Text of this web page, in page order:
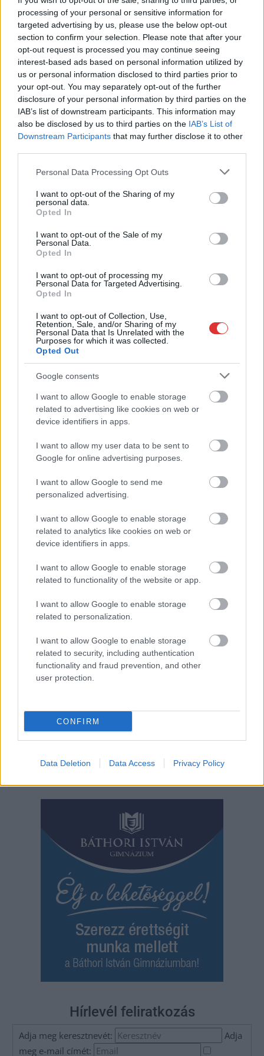
processing of your personal or sensitive information for
targeted advertising by us, please use the below opt-out
section to confirm your selection. Please note that after your
opt-out request is processed you may continue seeing
interest-based ads based on personal information utilized by
us or personal information disclosed to third parties prior to
your opt-out. You may separately opt-out of the further
disclosure of your personal information by third parties on the
IAB’s list of downstream participants. This information may
also be disclosed by us to third parties on the IAB’s List of
Downstream Participants that may further disclose it to other
Please note that this website/app uses one or more Google
not limited to your visit or usage behaviour. You may click to
grant or deny consent to Google and its third-party tags to
use your data for below specified purposes in below Google
consent section.
Personal Data Processing Opt Outs
I want to opt-out of the Sharing of my
personal data.
Opted In
I want to opt-out of the Sale of my
Personal Data.
Opted In
I want to opt-out of processing my
Personal Data for Targeted Advertising.
Opted In
I want to opt-out of Collection, Use,
Retention, Sale, and/or Sharing of my
Personal Data that Is Unrelated with the
Purposes for which it was collected.
Opted Out
Google consents
I want to allow Google to enable storage
related to advertising like cookies on web or
device identifiers in apps.
I want to allow my user data to be sent to
Google for online advertising purposes.
I want to allow Google to send me
personalized advertising.
I want to allow Google to enable storage
related to analytics like cookies on web or
device identifiers in apps.
I want to allow Google to enable storage
related to functionality of the website or app.
I want to allow Google to enable storage
related to personalization.
I want to allow Google to enable storage
related to security, including authentication
functionality and fraud prevention, and other
user protection.
CONFIRM
Data Deletion Data Access Privacy Policy
2026.07.08. Horváth Zsolt
Szokatlan látvány
fogadta az arra járókat
a Tisza-tó Abádszalóki-
medencéjében, a
jelenség több kérdést
is felvet.
TOVÁBB OLVASOM
kagylópusztulás,kötivizig ,természet, tisza-tó,vízi atka vízminőség
Lovas rock-musical és bringás tókerülés:
szokatlan hétvégére készül Tiszafüred
2026.06.30. Horváth Zsolt
programmal érkezik
Tiszafüredre a Magyar
Tisza-tónál ezúttal
színházi előadás és
kerékpáros túra is
rendezvénynek.
TOVÁBB OLVASOM
JNSZ megyei hírek kerékpártúra
,nyári
,Széchenyi István tisza-tó ,tiszafüred
Rengeteg önkéntes indult harcba a Tiszát
elárasztó mikroműanyag ellen
2026.06.14. szol24.hu
vizek kritikus helyzete
miatt a puszta
lejárt, helyette radikális
vízgazdálkodásra van
szükség – figyelmeztetett az élő környezetért felelős miniszter
a VII. Tisza-tavi PET Kupa tiszafüredi megnyitóján.
Magyarország aszály
,természet,tisza-tó,víz
Bejegyzés
navigáció
Régebbi bejegyzések
Hírlevél feliratkozás
Adja meg keresztnevét:
Adja
meg e-mail címét: